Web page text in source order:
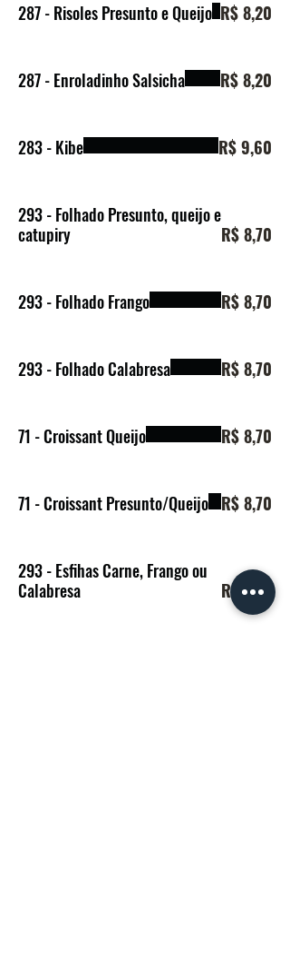
287 - Risoles Presunto e Queijo R$ 8,20
287 - Enroladinho Salsicha R$ 8,20
283 - Kibe R$ 9,60
293 - Folhado Presunto, queijo e
catupiry
R$ 8,70
293 - Folhado Frango R$ 8,70
293 - Folhado Calabresa R$ 8,70
71 - Croissant Queijo R$ 8,70
71 - Croissant Presunto/Queijo R$ 8,70
293 - Esfihas Carne, Frango ou
Calabresa
R$ 8,70